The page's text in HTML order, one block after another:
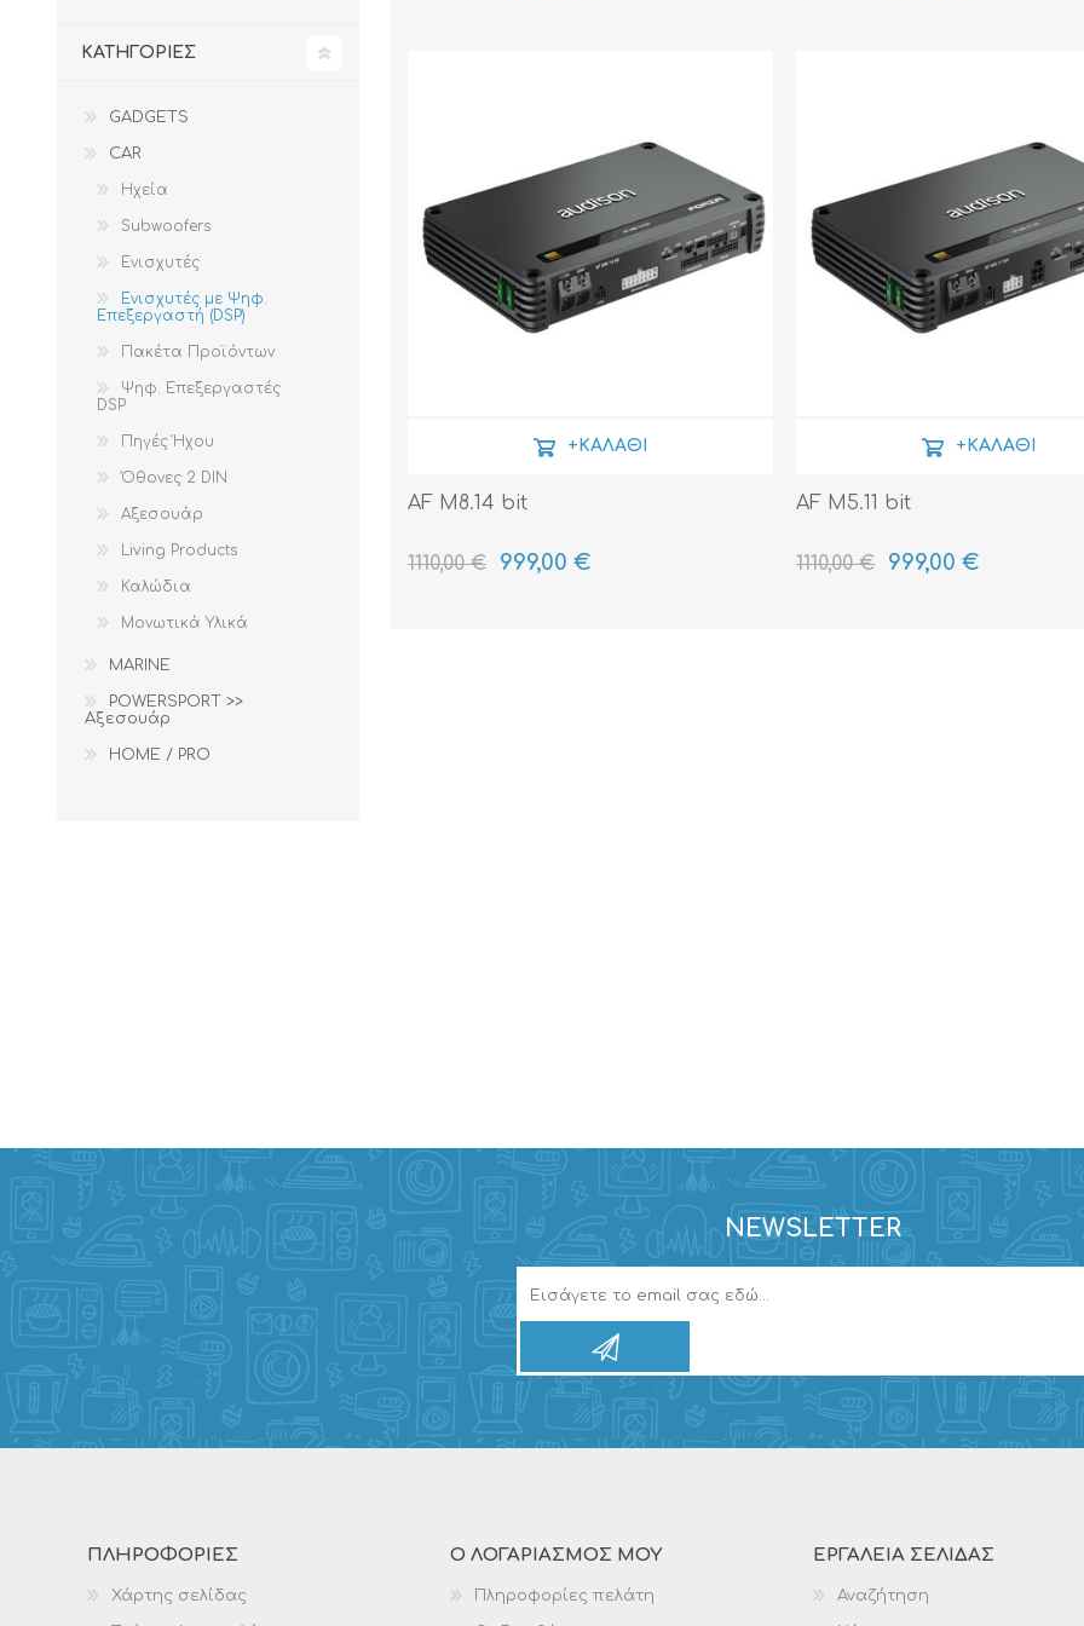
AF M8.14 bit
1110,00 € 999,00 €
+ΚΑΛΆΘΙ
AF M5.11 bit
1110,00 € 999,00 €
+ΚΑΛΆΘΙ
ΚΑΤΗΓΟΡΊΕΣ
GADGETS
CAR
Ηχεία
Subwoofers
Ενισχυτές
Ενισχυτές με Ψηφ.
Επεξεργαστή (DSP)
Πακέτα Προϊόντων
Ψηφ. Επεξεργαστές
DSP
Πηγές Ήχου
Όθονες 2 DIN
Αξεσουάρ
Living Products
Καλώδια
Μονωτικά Υλικά
MARINE
POWERSPORT >>
Αξεσουάρ
HOME / PRO
NEWSLETTER
ΠΛΗΡΟΦΟΡΊΕΣ
Χάρτης σελίδας
Ο ΛΟΓΑΡΙΑΣΜΌΣ ΜΟΥ
Πληροφορίες πελάτη
ΕΡΓΑΛΕΊΑ ΣΕΛΊΔΑΣ
Αναζήτηση